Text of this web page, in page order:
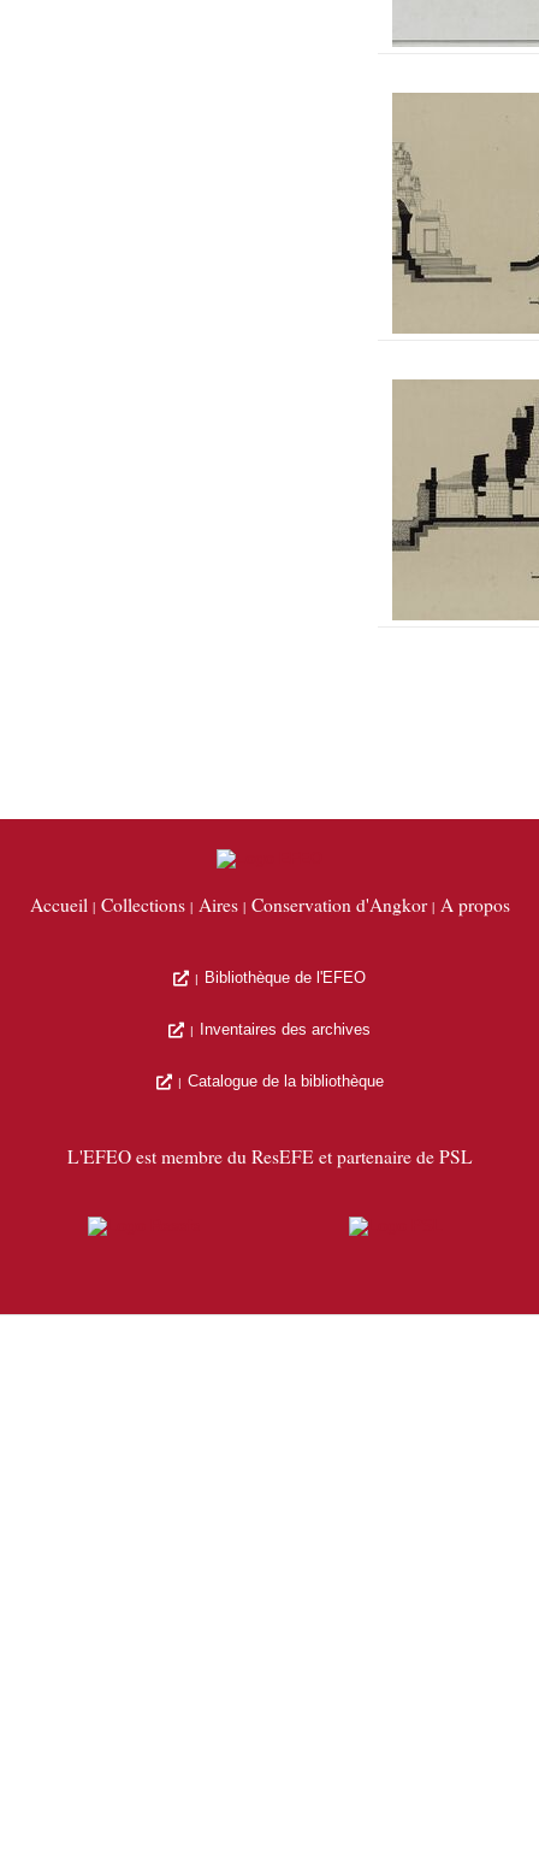
Accueil Collections Aires Conservation d'Angkor A propos
Bibliothèque de l'EFEO
Inventaires des archives
Catalogue de la bibliothèque
L'EFEO est membre du ResEFE et partenaire de PSL